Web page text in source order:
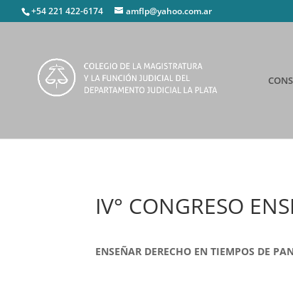
+54 221 422-6174 amflp@yahoo.com.ar
IV° CONGRESO
ENSEÑAR DERECHO EN TIEMPOS DE